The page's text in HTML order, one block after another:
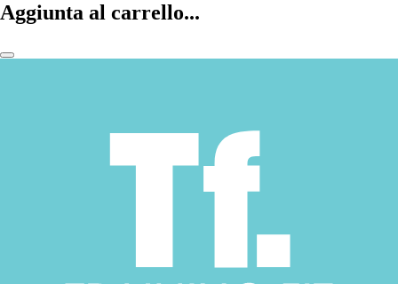
Aggiunta al carrello...